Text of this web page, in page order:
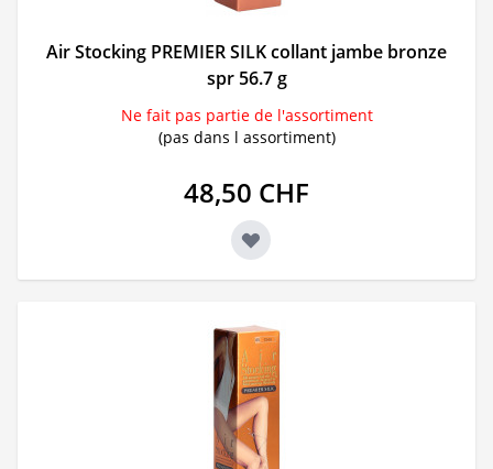
Air Stocking PREMIER SILK collant jambe bronze
spr 56.7 g
Ne fait pas partie de l'assortiment
(pas dans l assortiment)
48,50 CHF